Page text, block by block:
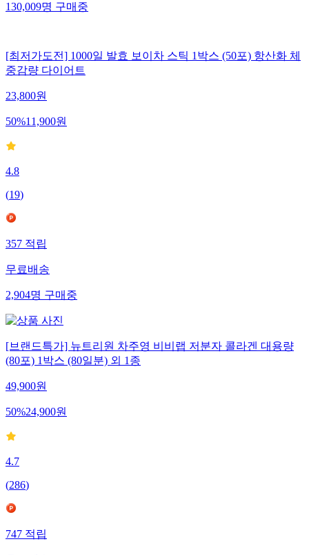
130,009명 구매중
[최저가도전] 1000일 발효 보이차 스틱 1박스 (50포) 항산화 체
중감량 다이어트
23,800원
50%11,900원
4.8
(19)
357적립
무료배송
2,904명구매중
[브랜드특가] 뉴트리원 차주영 비비랩 저분자 콜라겐 대용량
(80포) 1박스 (80일분) 외 1종
49,900원
50%24,900원
4.7
(286)
747적립